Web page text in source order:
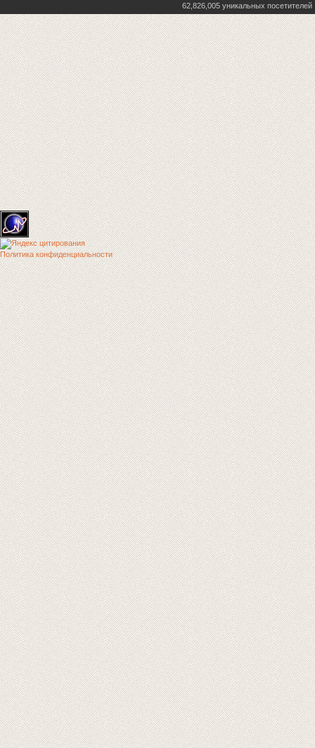
62,826,005 уникальных посетителей
Политика конфиденциальности